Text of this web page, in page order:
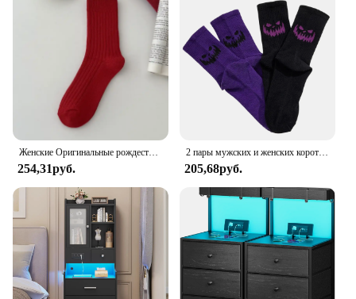
254,31руб.
2 пары мужских и женских коротких носков, черные и фиолетовые, на Хэллоуин, удобные, дышащие, влагоотводящие
205,68руб.